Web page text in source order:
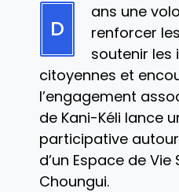
D
ans une
renforcer
soutenir les
citoyennes et
l’engagement
de Kani-Kéli lance
participative
d’un Espace de Vie
Choungui.